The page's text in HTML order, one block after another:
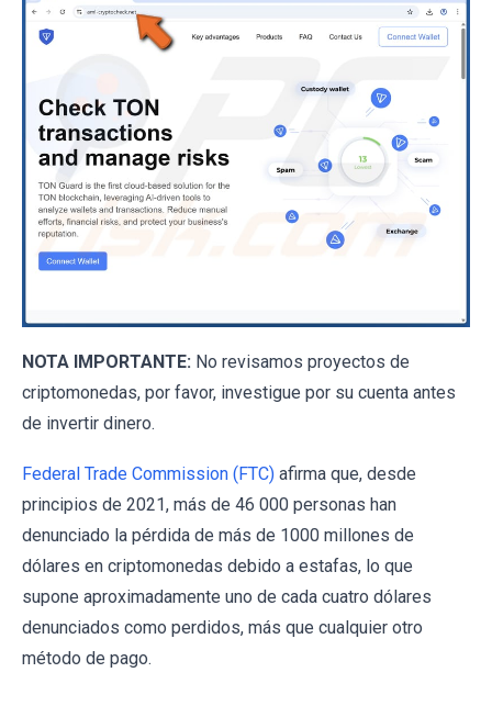
NOTA IMPORTANTE: No revisamos proyectos de
criptomonedas, por favor, investigue por su cuenta antes
de invertir dinero.
Federal Trade Commission (FTC) afirma que, desde
principios de 2021, más de 46 000 personas han
denunciado la pérdida de más de 1000 millones de
dólares en criptomonedas debido a estafas, lo que
supone aproximadamente uno de cada cuatro dólares
denunciados como perdidos, más que cualquier otro
método de pago.